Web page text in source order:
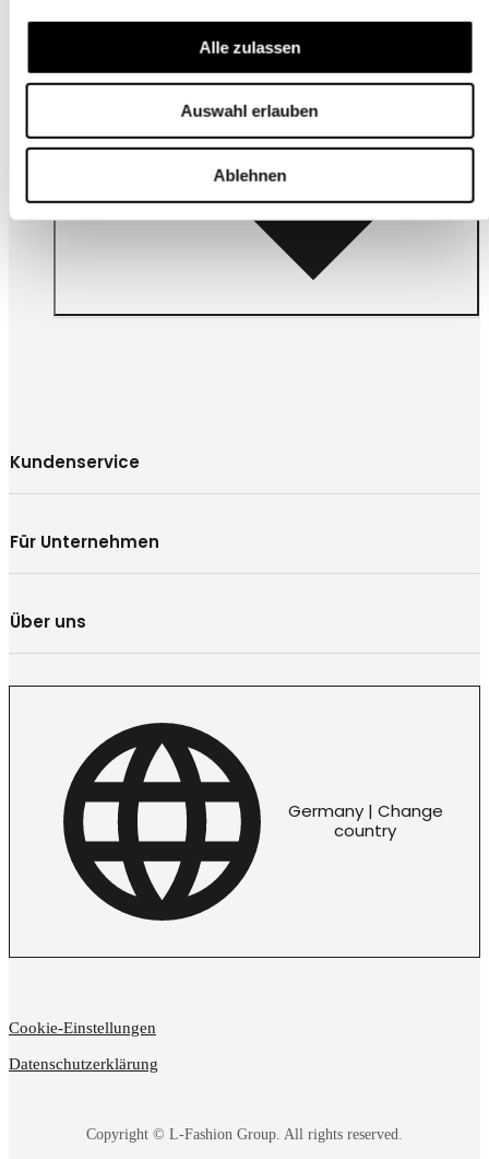
Alle zulassen
Auswahl erlauben
Ablehnen
Kundenservice
Für Unternehmen
Über uns
Germany | Change
country
Copyright © L-Fashion Group. All rights reserved.
Cookie-Einstellungen
Datenschutzerklärung